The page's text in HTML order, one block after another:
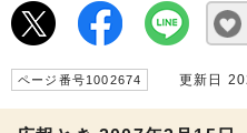
ページ番号1002674 更新日